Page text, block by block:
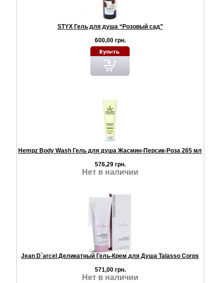
STYX Гель для душа “Розовый сад”
600,00 грн.
Hempz Body Wash Гель для душа Жасмин-Персик-Роза 265 мл
576,29 грн.
Нет в наличии
Jean D`arcel Деликатный Гель-Крем для Душа Talasso Corps
571,00 грн.
Нет в наличии